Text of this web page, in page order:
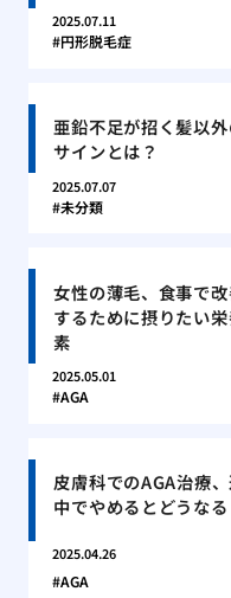
2025.07.11
円形脱毛症
亜鉛不足が招く髪以
サインとは？
2025.07.07
未分類
女性の薄毛、食事で
するために摂りたい
素
2025.05.01
AGA
皮膚科でのAGA治療
中でやめるとどうなる
2025.04.26
AGA